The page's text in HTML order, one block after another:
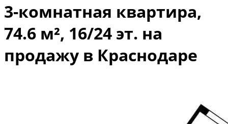
3-комнатная квартира,
74.6 м², 16/24 эт. на
продажу в Краснодаре